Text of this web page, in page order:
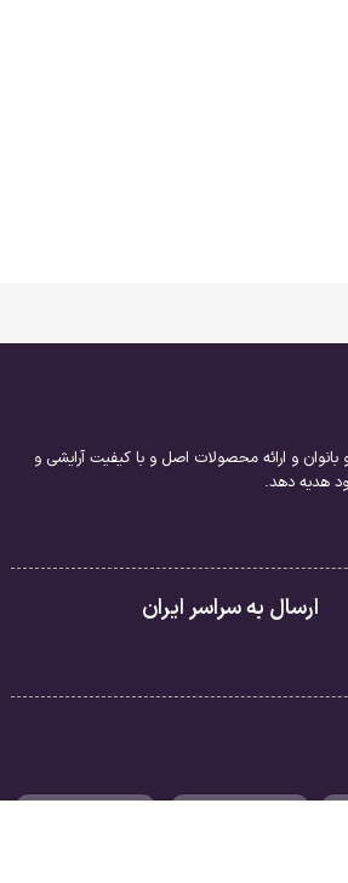
و ارائه محصولات اصل و با کیفیت آرایشی و
هدیه دهد.
ارسال به سراسر ایران